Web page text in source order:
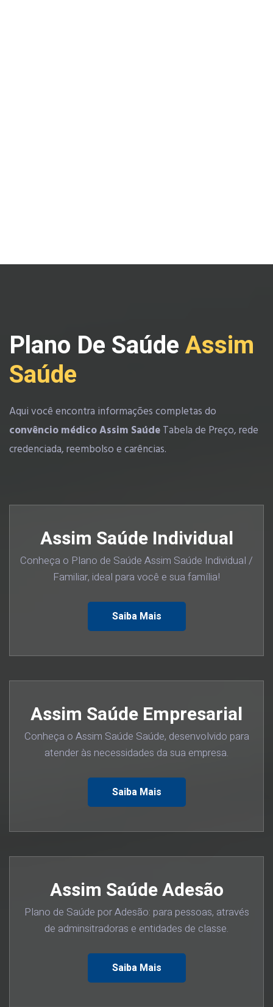
Plano De SaúdeAssim
Saúde
Aqui você encontra informações completas do
convêncio médico Assim Saúde Tabela de Preço, rede
credenciada, reembolso e carências.
Assim Saúde Individual
Conheça o Plano de Saúde Assim Saúde Individual /
Familiar, ideal para você e sua família!
Saiba Mais
Assim Saúde Empresarial
Conheça o Assim Saúde Saúde, desenvolvido para
atender às necessidades da sua empresa.
Saiba Mais
Assim Saúde Adesão
Plano de Saúde por Adesão: para pessoas, através
de adminsitradoras e entidades de classe.
Saiba Mais